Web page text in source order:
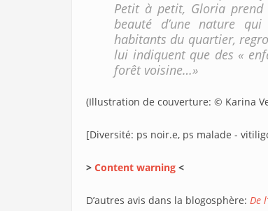
Petit à petit, Gloria
beauté d’une nature
habitants du quartier,
lui indiquent que des «
forêt voisine…»
(Illustration de couverture: © Karina
[Diversité: ps noir.e, ps malade -
> Content warning <
D’autres avis dans la blogosphère: De